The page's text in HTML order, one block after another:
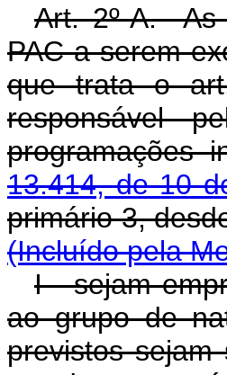
Art. 2º-A. As
PAC a serem
que trata o
responsável
programações
13.414, de 10
primário 3,
(Incluído pela
I - sejam
ao grupo de
previstos sejam